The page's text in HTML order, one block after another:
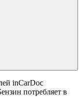
inCarDoc
потребляет в